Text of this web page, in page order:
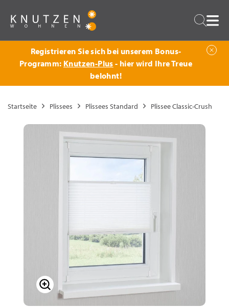
Zurück
Registrieren Sie sich bei unserem Bonus-
Programm: Knutzen-Plus - hier wird Ihre Treue
belohnt!
Startseite Plissees Plissees Standard Plissee Classic-Crush